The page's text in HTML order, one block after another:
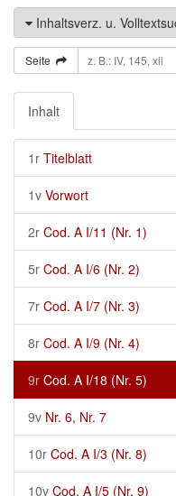
Inhaltsverz. u.
Seite
Inhalt
1r Titelblatt
1v Vorwort
2r Cod. A I/11 (Nr. 1)
5r Cod. A I/6 (Nr. 2)
7r Cod. A I/7 (Nr. 3)
8r Cod. A I/9 (Nr. 4)
9r Cod. A I/18 (Nr. 5)
9v Nr. 6, Nr. 7
10r Cod. A I/3 (Nr. 8)
10v Cod. A I/5 (Nr. 9)